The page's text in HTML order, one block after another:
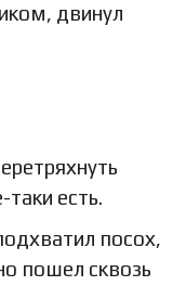
двинул
есть.
посох,
пошел сквозь